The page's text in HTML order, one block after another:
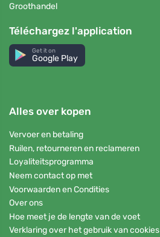
Groothandel
Téléchargez l'application
Get it on
Google Play
Alles over kopen
Vervoer en betaling
Ruilen, retourneren en reclameren
Loyaliteitsprogramma
Neem contact op met
Voorwaarden en Condities
Over ons
Hoe meet je de lengte van de voet
Verklaring over het gebruik van cookies